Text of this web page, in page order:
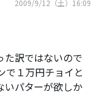
2009/9/12（土）16:09
た訳ではないので
で１万円チョイと
いパターが欲しか